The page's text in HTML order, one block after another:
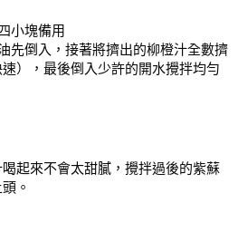
小塊備用
先倒入，接著將擠出的柳橙汁全數擠
），最後倒入少許的開水攪拌均勻
起來不會太甜膩，攪拌過後的紫蘇
。